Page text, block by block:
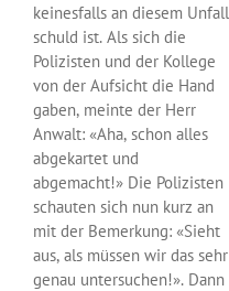
keinesfalls an diesem Unfall
schuld ist. Als sich die
Polizisten und der Kollege
von der Aufsicht die Hand
gaben, meinte der Herr
Anwalt: «Aha, schon alles
abgekartet und
abgemacht!» Die Polizisten
schauten sich nun kurz an
mit der Bemerkung: «Sieht
aus, als müssen wir das sehr
genau untersuchen!». Dann